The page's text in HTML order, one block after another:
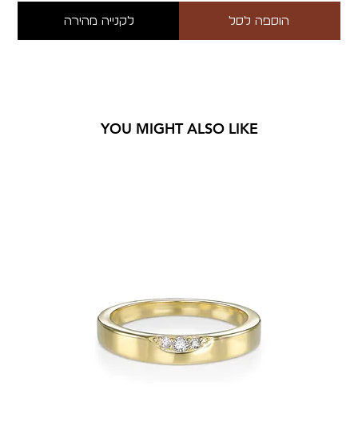
הוספה לסל לקנייה מהירה
YOU MIGHT ALSO LIKE